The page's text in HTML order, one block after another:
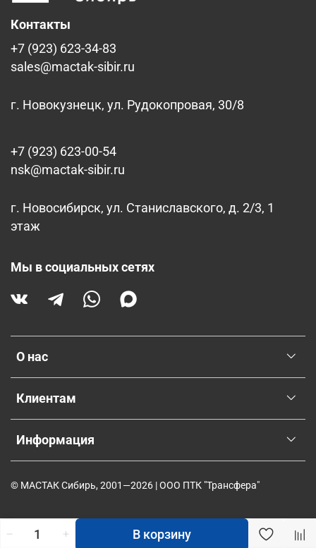
В корзину
О нас
Клиентам
Информация
Контакты
+7 (923) 623-34-83
sales@mactak-sibir.ru
г. Новокузнецк, ул. Рудокопровая, 30/8
+7 (923) 623-00-54
nsk@mactak-sibir.ru
г. Новосибирск, ул. Станиславского, д. 2/3, 1
этаж
Мы в социальных сетях
© МАСТАК Сибирь, 2001—2026 | ООО ПТК "Трансфера"